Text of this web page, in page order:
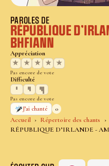
Accueil
Répertoire des chants
RÉPUBLIQUE D’IRLANDE -
PAROLES DE
RÉPUBLIQUE
BHFIANN
Appréciation
★
★ ★ ★ ★
Pas encore de vote
Difficulté
Pas encore de vote
J’ai chanté
0